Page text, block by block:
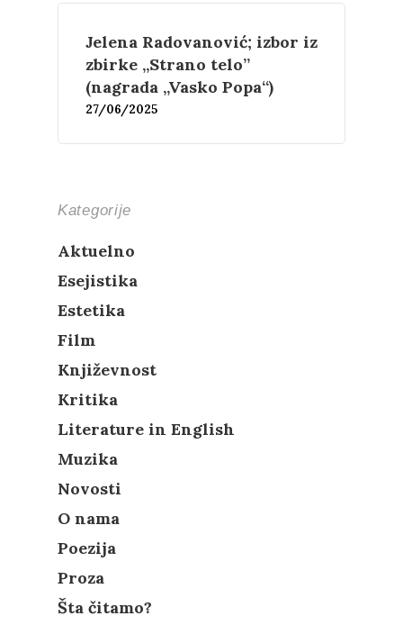
Jelena Radovanović; izbor iz
zbirke „Strano telo”
(nagrada „Vasko Popa“)
27/06/2025
Kategorije
Aktuelno
Esejistika
Estetika
Film
Književnost
Kritika
Literature in English
Muzika
Novosti
O nama
Poezija
Proza
Šta čitamo?
Novosti
O nama
Skup “Estetika
Kontakt